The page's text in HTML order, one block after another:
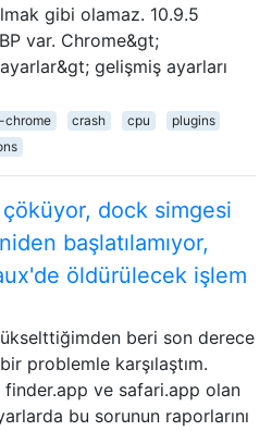
gibi olamaz. 10.9.5
var. Chrome&gt;
gelişmiş ayarları
chrome crash cpu
plugins
dock simgesi
başlatılamıyor,
öldürülecek işlem
beri son derece
problemle karşılaştım.
finder.app ve safari.app olan
bu sorunun raporlarını